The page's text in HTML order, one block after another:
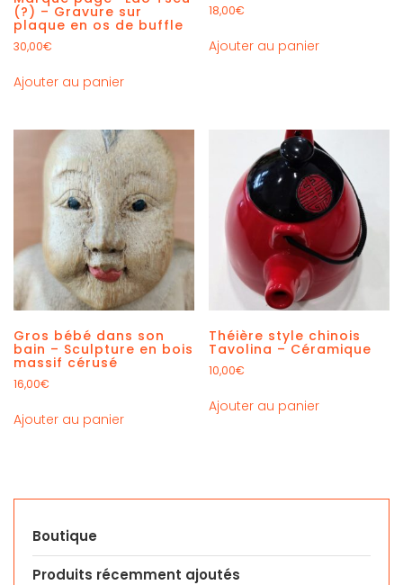
(?) – Gravure sur
plaque en os de buffle
30,00€
Ajouter au panier
18,00€
Ajouter au panier
Gros bébé dans son
bain – Sculpture en bois
massif cérusé
16,00€
Ajouter au panier
Théière style chinois
Tavolina – Céramique
10,00€
Ajouter au panier
Boutique
Produits récemment ajoutés